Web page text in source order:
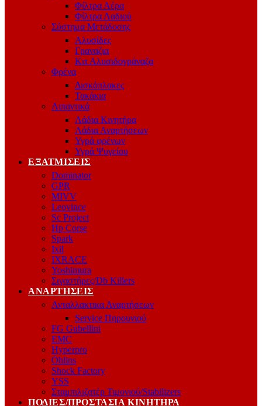
Φίλτρα Αέρα
Φίλτρα Λαδιού
Σύστημα Μετάδοσης
Αλυσίδες
Γραναζια
Κιτ Αλυσιδογράναζα
Φρένα
Δισκόπλακες
Τακάκια
Λιπαντικά
Λάδια Κινητήρα
Λάδια Αναρτήσεων
Υγρά φρένων
Υγρά Ψυγείου
ΕΞΑΤΜΊΣΕΙΣ
Dominator
GPR
MIVV
Leovince
Sc Project
Hp Corse
Spark
Ixil
IXRACE
Yoshimura
Σιγαστήρες/Db Killers
ΑΝΑΡΤΉΣΕΙΣ
Ανταλλακτικα Αναρτήσεων
Service Πηρουνιού
FG Gubellini
EMC
Hyperpro
Öhlins
Shock Factory
YSS
Σταμπιλιζατέρ Τιμονιού/Stabilizers
ΠΟΔΙΈΣ/ΠΡΟΣΤΑΣΊΑ ΚΙΝΗΤΉΡΑ